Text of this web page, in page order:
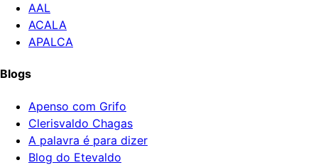
AAL
ACALA
APALCA
Blogs
Apenso com Grifo
Clerisvaldo Chagas
A palavra é para dizer
Blog do Etevaldo